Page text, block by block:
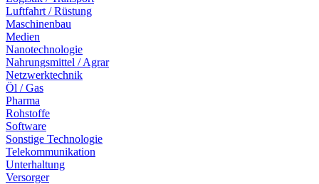
Luftfahrt / Rüstung
Maschinenbau
Medien
Nanotechnologie
Nahrungsmittel / Agrar
Netzwerktechnik
Öl / Gas
Pharma
Rohstoffe
Software
Sonstige Technologie
Telekommunikation
Unterhaltung
Versorger